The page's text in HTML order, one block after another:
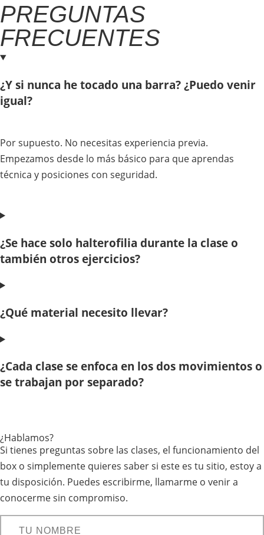
PREGUNTAS
FRECUENTES
¿Y si nunca he tocado una barra? ¿Puedo venir
igual?
Por supuesto. No necesitas experiencia previa.
Empezamos desde lo más básico para que aprendas
técnica y posiciones con seguridad.
¿Se hace solo halterofilia durante la clase o
también otros ejercicios?
¿Qué material necesito llevar?
¿Cada clase se enfoca en los dos movimientos o
se trabajan por separado?
¿Hablamos?
Si tienes preguntas sobre las clases, el funcionamiento del
box o simplemente quieres saber si este es tu sitio, estoy a
tu disposición. Puedes escribirme, llamarme o venir a
conocerme sin compromiso.